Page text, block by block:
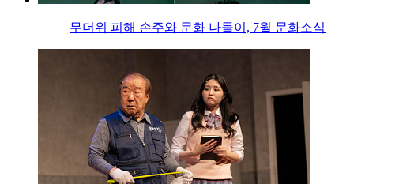
무더위 피해 손주와 문화 나들이, 7월 문화소식